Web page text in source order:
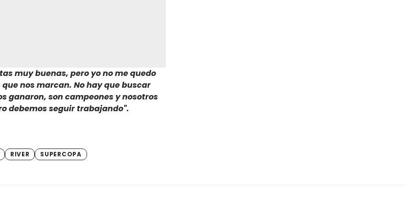
muy buenas, pero yo no me quedo
nos marcan. No hay que buscar
ganaron, son campeones y nosotros
debemos seguir trabajando".
RIVER SUPERCOPA